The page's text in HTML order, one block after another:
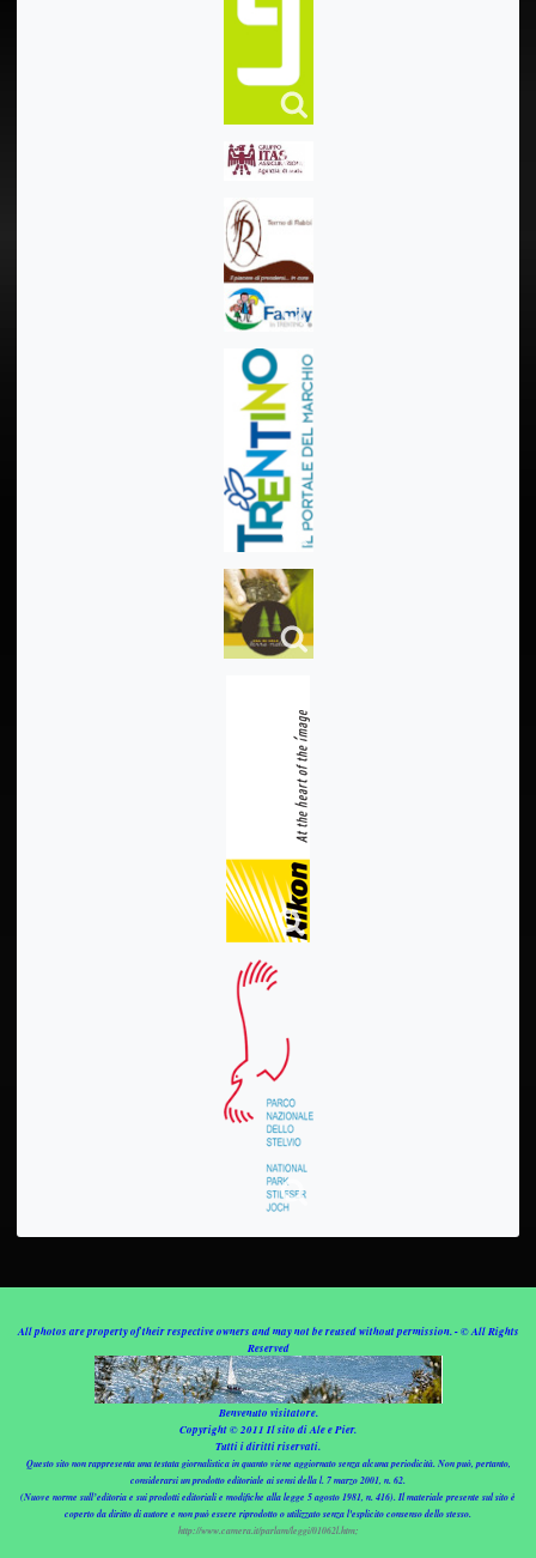
All photos are property of their respective owners and may not be reused without permission. - © All Rights
Reserved
Benvenuto visitatore.
Copyright © 2011 Il sito di Ale e Pier.
Tutti i diritti riservati.
Questo sito non rappresenta una testata giornalistica in quanto viene aggiornato senza alcuna periodicità. Non può, pertanto,
considerarsi un prodotto editoriale ai sensi della l. 7 marzo 2001, n. 62.
(Nuove norme sull’editoria e sui prodotti editoriali e modifiche alla legge 5 agosto 1981, n. 416). Il materiale presente sul sito è
coperto da diritto di autore e non può essere riprodotto o utilizzato senza l'esplicito consenso dello stesso.
http://www.camera.it/parlam/leggi/01062l.htm;